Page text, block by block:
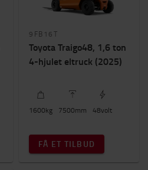
9FB16T
Toyota Traigo48, 1,6 ton
4-hjulet eltruck (2025)
1600kg 7500mm 48volt
FÅ ET TILBUD